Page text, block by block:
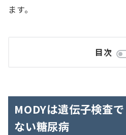
ます。
目次
MODYは遺伝子検査
ない糖尿病